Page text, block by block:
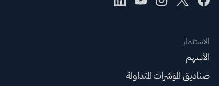
الاستثمار
الأسهم
صناديق المؤشرات المتداولة